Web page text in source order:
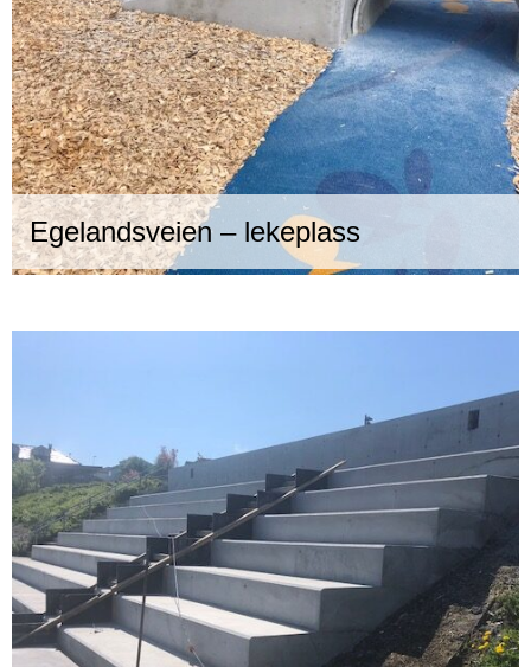
Egelandsveien – lekeplass